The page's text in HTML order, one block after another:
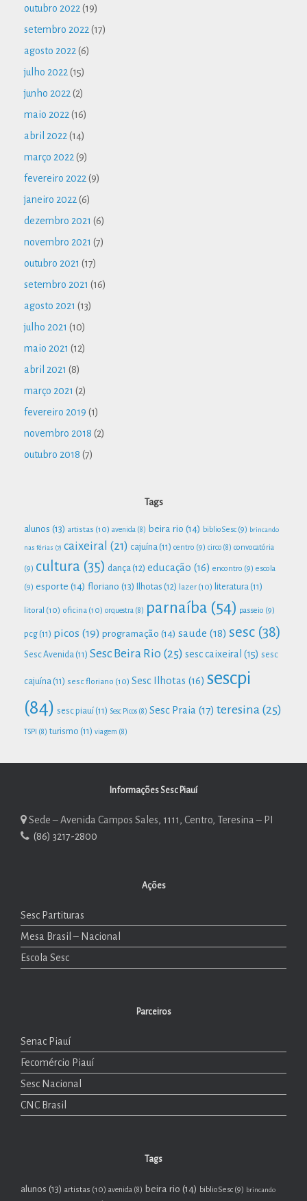
outubro 2022 (19)
setembro 2022 (17)
agosto 2022 (6)
julho 2022 (15)
junho 2022 (2)
maio 2022 (16)
abril 2022 (14)
março 2022 (9)
fevereiro 2022 (9)
janeiro 2022 (6)
dezembro 2021 (6)
novembro 2021 (7)
outubro 2021 (17)
setembro 2021 (16)
agosto 2021 (13)
julho 2021 (10)
maio 2021 (12)
abril 2021 (8)
março 2021 (2)
fevereiro 2019 (1)
novembro 2018 (2)
outubro 2018 (7)
Tags
alunos (13) artistas (10) avenida (8) beira rio (14) biblioSesc (9) brincando
nas férias (7) caixeiral (21) cajuína (11) centro (9) circo (8) convocatória
(9) cultura (35) dança (12) educação (16) encontro (9) escola
(9) esporte (14) floriano (13) Ilhotas (12) lazer (10) literatura (11)
litoral (10) oficina (10) orquestra (8) parnaíba (54) passeio (9)
pcg (11) picos (19) programação (14) saude (18) sesc (38)
Sesc Avenida (11) Sesc Beira Rio (25) sesc caixeiral (15) sesc
cajuína (11) sesc floriano (10) Sesc Ilhotas (16) sescpi
(84) sesc piauí (11) Sesc Picos (8) Sesc Praia (17) teresina (25)
TSPI (8) turismo (11) viagem (8)
Informações Sesc Piauí
Sede – Avenida Campos Sales, 1111, Centro, Teresina – PI
(86) 3217-2800
Ações
Sesc Partituras
Mesa Brasil – Nacional
Escola Sesc
Parceiros
Senac Piauí
Fecomércio Piauí
Sesc Nacional
CNC Brasil
Tags
alunos (13) artistas (10) avenida (8) beira rio (14) biblioSesc (9) brincando